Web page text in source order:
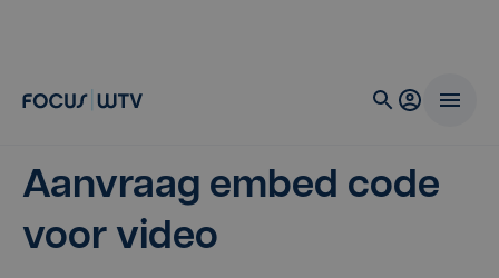
Aanvraag embed code
voor video